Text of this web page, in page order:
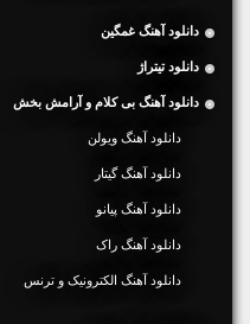
دانلود آهنگ غمگین
دانلود تیتراژ
دانلود آهنگ بی کلام و آرامش بخش
دانلود آهنگ ویولن
دانلود آهنگ گیتار
دانلود آهنگ پیانو
دانلود آهنگ راک
دانلود آهنگ الکترونیک و ترنس